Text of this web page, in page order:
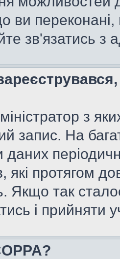
ви
зв'язатись з
з
запис. На
даних
які протягом
Якщо так
і прийняти